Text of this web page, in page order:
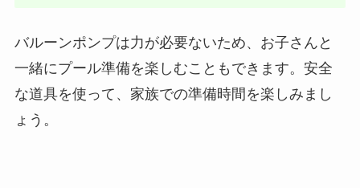
バルーンポンプは力が必要ないため、お子さんと
一緒にプール準備を楽しむこともできます。安全
な道具を使って、家族での準備時間を楽しみまし
ょう。